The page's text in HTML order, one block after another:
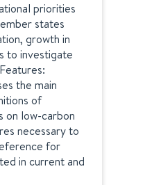
priorities
states
growth in
to investigate
the main
of
on low-carbon
necessary to
for
in current and